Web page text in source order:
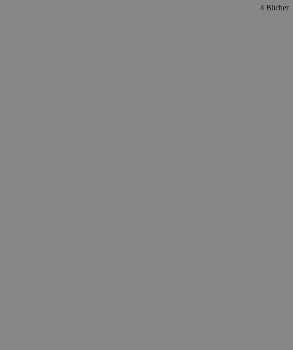
4 Bücher